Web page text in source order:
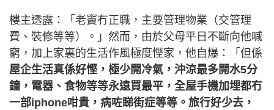
樓主透露：「老竇冇正職，主要管理物業（交管理
費、裝修等等）。」然而，由於父母平日不斷向他喊
窮，加上家裏的生活作風極度慳家，他自爆：「但係
屋企生活真係好慳，極少開冷氣，沖涼最多開水5分
鐘，電器、食物等等永遠買最平，全屋手機加埋都冇
一部iphone咁貴，病咗睇街症等等。旅行好少去，